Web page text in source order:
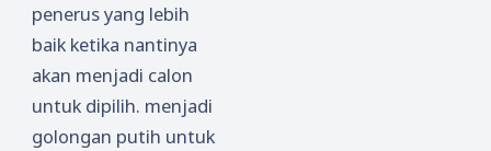
penerus yang lebih
baik ketika nantinya
akan menjadi calon
untuk dipilih. menjadi
golongan putih untuk